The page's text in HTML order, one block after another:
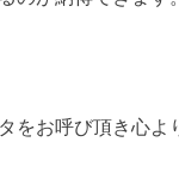
をお呼び頂き心よ